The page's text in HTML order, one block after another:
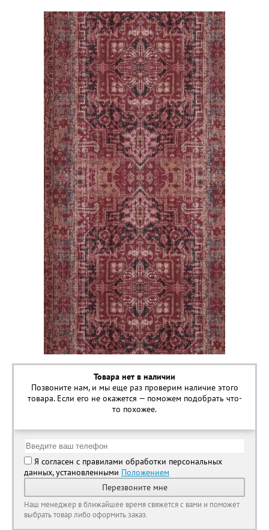
Товара нет в наличии
Позвоните нам, и мы еще раз проверим наличие этого
товара. Если его не окажется — поможем подобрать что-
то похожее.
Я согласен с правилами обработки персональных
данных, установленными Положением
Перезвоните мне
Наш менеджер в ближайшее время свяжется с вами и поможет
выбрать товар либо оформить заказ.